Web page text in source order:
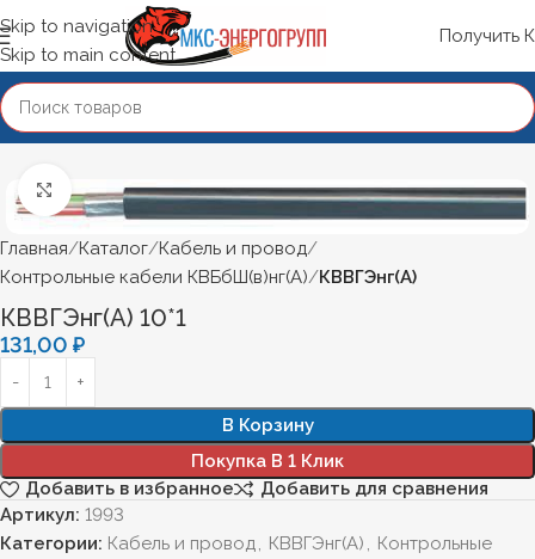
Skip to navigation
Skip to main content
Получить
Нажмите, чтобы увеличить
Главная Каталог
Кабель и провод
Контрольные кабели КВБбШ(в)нг(А)
КВВГЭнг(А)
КВВГЭнг(А) 10*1
131,00 ₽
В Корзину
Покупка В 1 Клик
Добавить в избранное
Добавить для сравнения
Артикул: 1993
Категории: Кабель и провод КВВГЭнг(А)
Контрольные